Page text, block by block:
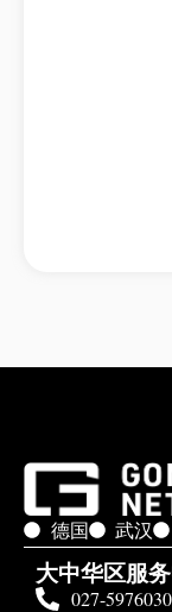
德国 武汉
大中华区服
027-